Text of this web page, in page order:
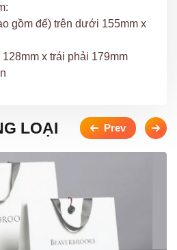
gồm đế) trên dưới 155mm x
x trái phải 179mm
LOẠI